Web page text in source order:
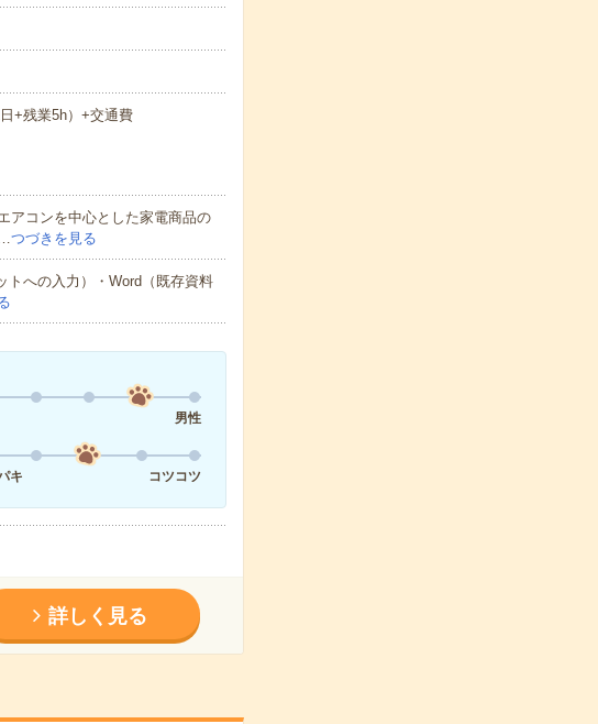
+残業5h）+交通費
アコンを中心とした家電商品の
つづきを見る
への入力）・Word（既存資料
男性
キ
コツコツ
詳しく見る